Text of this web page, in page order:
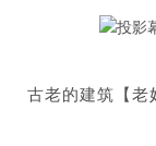
古老的建筑【老